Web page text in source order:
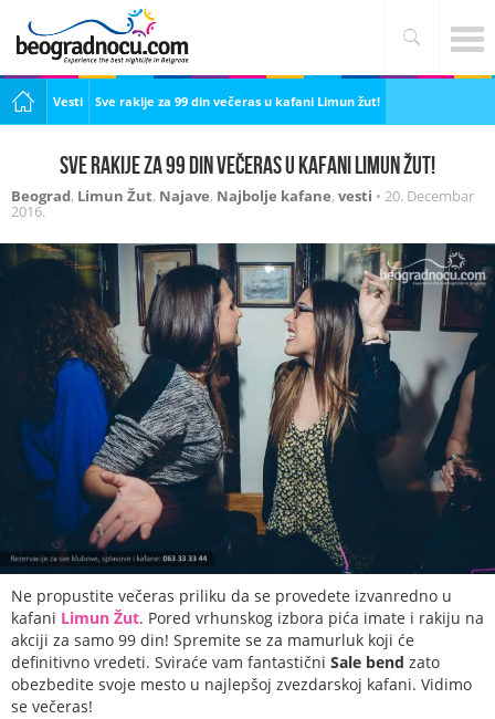
Vesti Sve rakije za 99 din večeras u kafani Limun žut!
Sve rakije za 99 din večeras u kafani Limun žut!
Beograd, Limun Žut, Najave, Najbolje kafane, vesti • 20. Decembar
2016.
Ne propustite večeras priliku da se provedete izvanredno u
kafani Limun Žut. Pored vrhunskog izbora pića imate i rakiju na
akciji za samo 99 din! Spremite se za mamurluk koji će
definitivno vredeti. Sviraće vam fantastični Sale bend zato
obezbedite svoje mesto u najlepšoj zvezdarskoj kafani. Vidimo
se večeras!